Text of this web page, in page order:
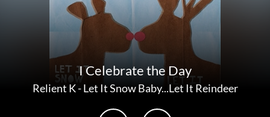
I Celebrate the Day
Relient K-Let It Snow Baby...Let It Reindeer